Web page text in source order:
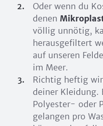
Oder wenn du
denen
völlig unnötig,
herausgefiltert
auf unseren
im Meer.
Richtig heftig
deiner Kleidung.
Polyester- oder
gelangen pro